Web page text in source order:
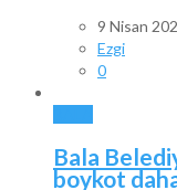
9 Nisan
Ezgi
0
Bala
boykot